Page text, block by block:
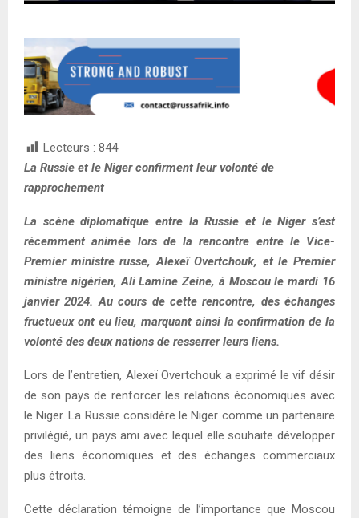
Lecteurs : 844
La Russie et le Niger confirment leur volonté de
rapprochement
La scène diplomatique entre la Russie et le Niger s’est
récemment animée lors de la rencontre entre le Vice-
Premier ministre russe, Alexeï Overtchouk, et le Premier
ministre nigérien, Ali Lamine Zeine, à Moscou le mardi 16
janvier 2024. Au cours de cette rencontre, des échanges
fructueux ont eu lieu, marquant ainsi la confirmation de la
volonté des deux nations de resserrer leurs liens.
Lors de l’entretien, Alexeï Overtchouk a exprimé le vif désir
de son pays de renforcer les relations économiques avec
le Niger. La Russie considère le Niger comme un partenaire
privilégié, un pays ami avec lequel elle souhaite développer
des liens économiques et des échanges commerciaux
plus étroits.
Cette déclaration témoigne de l’importance que Moscou